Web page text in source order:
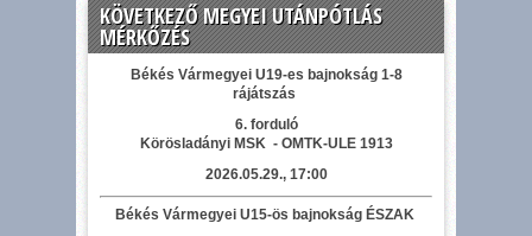
KÖVETKEZŐ MEGYEI UTÁNPÓTLÁS
MÉRKŐZÉS
Békés Vármegyei U19-es bajnokság 1-8
rájátszás
6. forduló
Körösladányi MSK - OMTK-ULE 1913
2026.05.29., 17:00
Békés Vármegyei U15-ös bajnokság ÉSZAK